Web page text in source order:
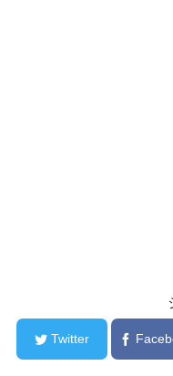
Twitter